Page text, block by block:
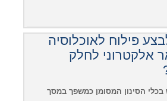
פילוח לאוכלוסיה
אלקטרוני לחלק
הסינון המסומן כמשפך במסך